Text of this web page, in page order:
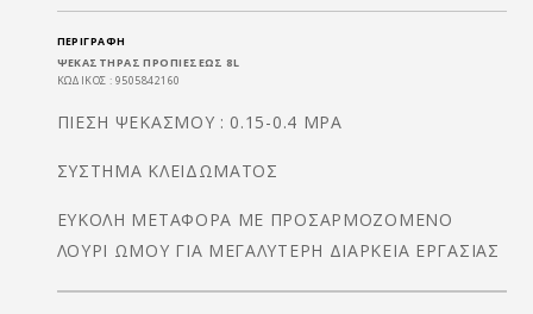
ΠΕΡΙΓΡΑΦΉ
ΨΕΚΑΣΤΗΡΑΣ ΠΡΟΠΙΕΣΕΩΣ 8L
ΚΩΔΙΚΟΣ : 9505842160
ΠΙΕΣΗ ΨΕΚΑΣΜΟΥ : 0.15-0.4 MPA
ΣΥΣΤΗΜΑ ΚΛΕΙΔΩΜΑΤΟΣ
ΕΥΚΟΛΗ ΜΕΤΑΦΟΡΑ ΜΕ ΠΡΟΣΑΡΜΟΖΟΜΕΝΟ
ΛΟΥΡΙ ΩΜΟΥ ΓΙΑ ΜΕΓΑΛΥΤΕΡΗ ΔΙΑΡΚΕΙΑ ΕΡΓΑΣΙΑΣ